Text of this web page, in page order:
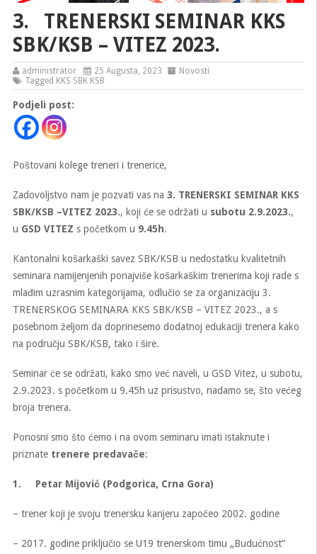
3. TRENERSKI SEMINAR KKS
SBK/KSB – VITEZ 2023.
administrator 25 Augusta, 2023
Novosti
Tagged KKS SBK KSB
Podjeli post:
Poštovani kolege treneri i trenerice,
Zadovoljstvo nam je pozvati vas na 3. TRENERSKI SEMINAR KKS
SBK/KSB –VITEZ 2023., koji će se održati u subotu 2.9.2023.,
u GSD VITEZ s početkom u 9.45h.
Kantonalni košarkaški savez SBK/KSB u nedostatku kvalitetnih
seminara namijenjenih ponajviše košarkaškim trenerima koji rade s
mlađim uzrasnim kategorijama, odlučio se za organizaciju 3.
TRENERSKOG SEMINARA KKS SBK/KSB – VITEZ 2023., a s
posebnom željom da doprinesemo dodatnoj edukaciji trenera kako
na području SBK/KSB, tako i šire.
Seminar će se održati, kako smo već naveli, u GSD Vitez, u subotu,
2.9.2023. s početkom u 9.45h uz prisustvo, nadamo se, što većeg
broja trenera.
Ponosni smo što ćemo i na ovom seminaru imati istaknute i
priznate trenere predavače:
1. Petar Mijović (Podgorica, Crna Gora)
– trener koji je svoju trenersku karijeru započeo 2002. godine
– 2017. godine priključio se U19 trenerskom timu „Budućnost“